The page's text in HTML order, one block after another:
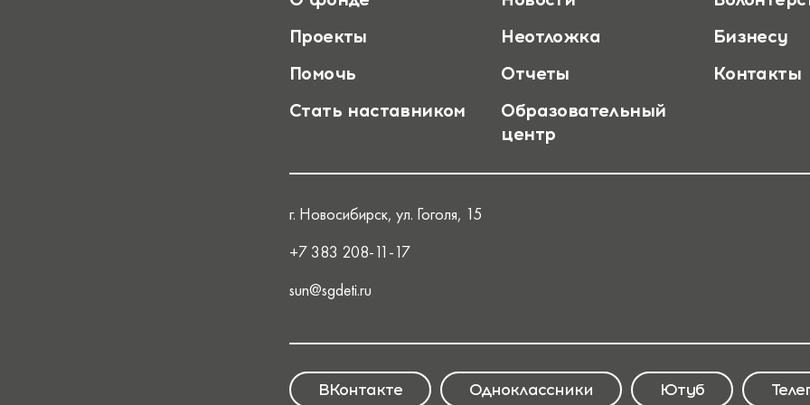
Проекты
Неотложка
Бизнесу
Помочь
Отчеты
Контакты
Стать наставником
Образовательный
центр
г. Новосибирск, ул. Гоголя, 15
+7 383 208-11-17
sun@sgdeti.ru
ВКонтакте Одноклассники Ютуб